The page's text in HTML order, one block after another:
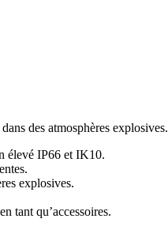
des atmosphères explosives.
élevé IP66 et IK10.
explosives.
tant qu’accessoires.